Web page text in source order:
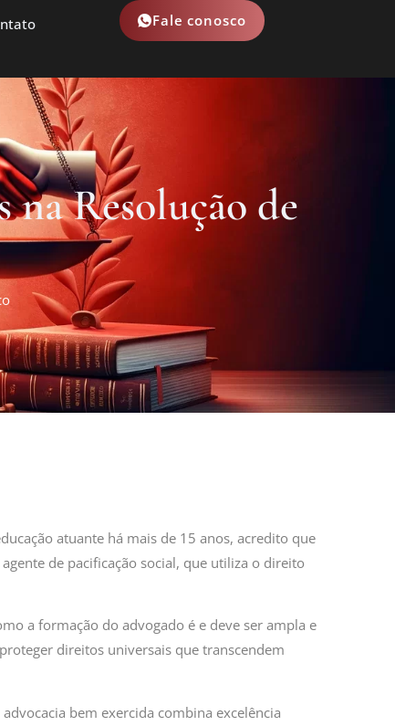
Fale conosco
Resolução de
atuante há mais de 15 anos, acredito que
de pacificação social, que utiliza o direito
a formação do advogado é e deve ser ampla e
direitos universais que transcendem
bem exercida combina excelência